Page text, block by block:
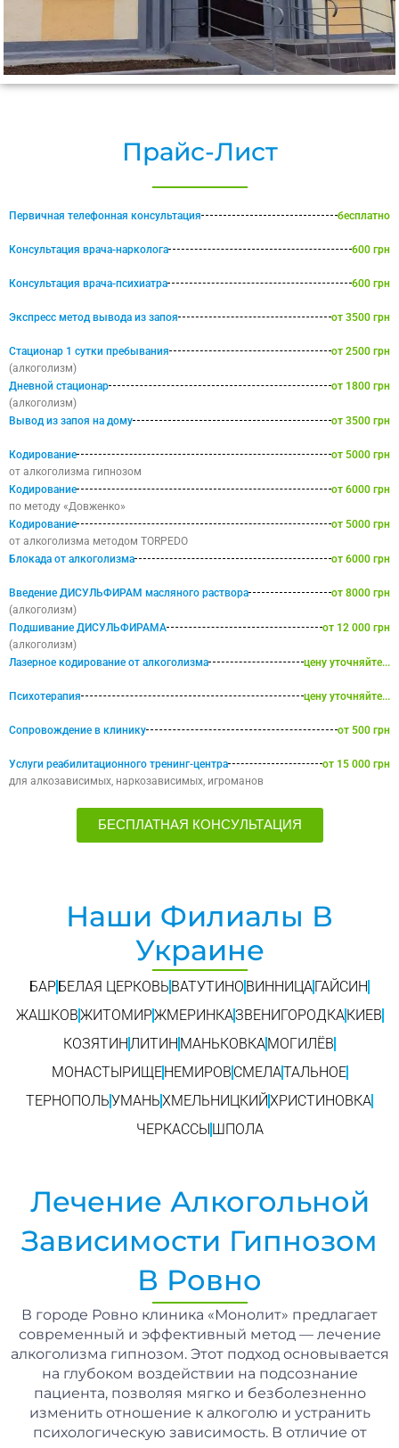
Прайс-Лист
Первичная телефонная консультация бесплатно
Консультация врача-нарколога 600 грн
Консультация врача-психиатра 600 грн
Экспресс метод вывода из запоя от 3500 грн
Стационар 1 сутки пребывания
от 2500 грн
(алкоголизм)
Дневной стационар
от 1800 грн
(алкоголизм)
Вывод из запоя на дому
от 3500 грн
Кодирование
от 5000 грн
от алкоголизма гипнозом
Кодирование
от 6000 грн
по методу «Довженко»
Кодирование
от 5000 грн
от алкоголизма методом TORPEDO
Блокада от алкоголизма
от 6000 грн
Введение ДИСУЛЬФИРАМ масляного раствора
от 8000 грн
(алкоголизм)
Подшивание ДИСУЛЬФИРАМА
от 12 000 грн
(алкоголизм)
Лазерное кодирование от алкоголизма
цену уточняйте...
Психотерапия цену уточняйте...
Сопровождение в клинику от 500 грн
Услуги реабилитационного тренинг-центра
от 15 000 грн
для алкозависимых, наркозависимых, игроманов
БЕСПЛАТНАЯ КОНСУЛЬТАЦИЯ
Наши Филиалы В
Украине
БАР БЕЛАЯ ЦЕРКОВЬ ВАТУТИНО ВИННИЦА ГАЙСИН
ЖАШКОВЖИТОМИРЖМЕРИНКАЗВЕНИГОРОДКА КИЕВ
КОЗЯТИН ЛИТИН МАНЬКОВКА МОГИЛЁВ
МОНАСТЫРИЩЕ НЕМИРОВ СМЕЛАТАЛЬНОЕ
ТЕРНОПОЛЬУМАНЬХМЕЛЬНИЦКИЙ ХРИСТИНОВКА
ЧЕРКАССЫ ШПОЛА
Лечение Алкогольной
Зависимости Гипнозом
В Ровно
В городе Ровно клиника «Монолит» предлагает
современный и эффективный метод — лечение
алкоголизма гипнозом. Этот подход основывается
на глубоком воздействии на подсознание
пациента, позволяя мягко и безболезненно
изменить отношение к алкоголю и устранить
психологическую зависимость. В отличие от